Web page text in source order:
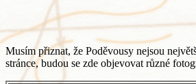
Musím přiznat, že Poděvousy nejsou
stránce, budou se zde objevovat různé